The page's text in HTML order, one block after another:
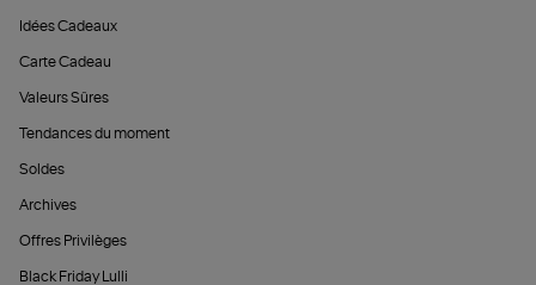
Idées Cadeaux
Carte Cadeau
Valeurs Sûres
Tendances du moment
Soldes
Archives
Offres Privilèges
Black Friday Lulli